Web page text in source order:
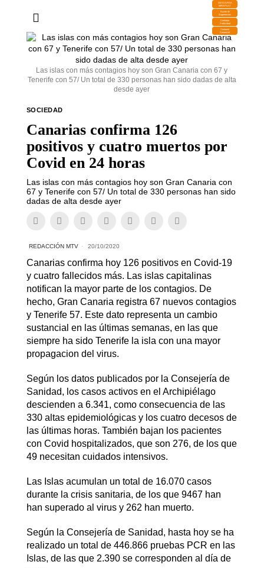
DESCARGA
MIRAPLAY
Buzón de
Sugerencias
Contratar
Publicidad
Contacto
Comercial
Las islas con más contagios hoy son Gran Canaria con 67 y
Tenerife con 57/ Un total de 330 personas han sido dadas de alta
desde ayer
SOCIEDAD
Canarias confirma 126
positivos y cuatro muertos por
Covid en 24 horas
Las islas con más contagios hoy son Gran Canaria con
67 y Tenerife con 57/ Un total de 330 personas han sido
dadas de alta desde ayer
REDACCIÓN MTV 20/10/2020
Canarias confirma hoy 126 positivos en Covid-19
y cuatro fallecidos más. Las islas capitalinas
notifican la mayor parte de los contagios. De
hecho, Gran Canaria registra 67 nuevos contagios
y Tenerife 57. Este dato representa un cambio
sustancial en las últimas semanas, en las que
siempre ha sido Tenerife la isla con una mayor
propagacion del virus.
Según los datos publicados por la Consejería de
Sanidad, los casos activos en el Archipiélago
descienden a 6.341, como consecuencia de las
330 altas epidemiológicas y los cuatro decesos de
las últimas horas. También bajan los pacientes
con Covid hospitalizados, que son 276, de los que
49 necesitan cuidados intensivos.
Las Islas acumulan un total de 16.070 casos
durante la crisis sanitaria, de los que 9467 han
han superado al virus y 262 han muerto.
Según la Consejería de Sanidad, hasta hoy se ha
realizado un total de 446.866 pruebas PCR en las
Islas, de las que 2.390 se corresponden al día de